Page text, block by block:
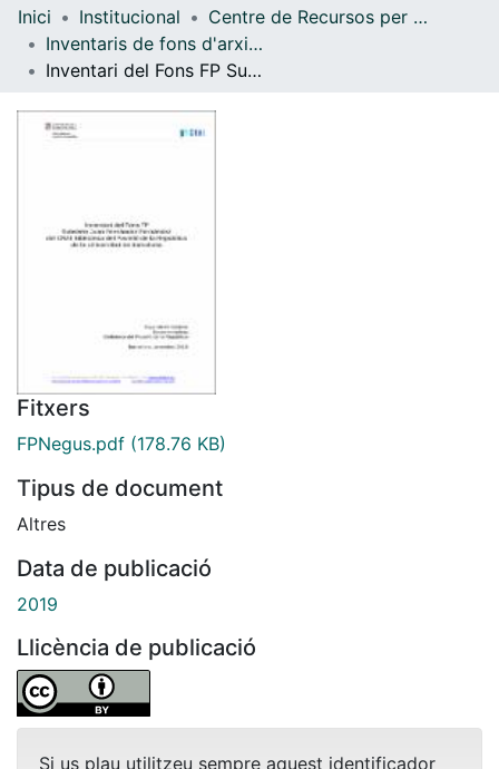
Navega per tot el DD
Com publicar
Inici Institucional
Centre de Recursos per a l'Aprenentatge i la Investigació (CRAI-UB) - Institucional
Inventaris de fons d'arxiu i de col·leccions especials (CRAI-UB)
Inventari del Fons FP Subsèrie Juan Fernández Fernández del CRAI Biblioteca del Pavelló de la República de la Universitat de Barcelona
Fitxers
FPNegus.pdf (178.76 KB)
Tipus de document
Altres
Data de publicació
2019
Llicència de publicació
Si us plau utilitzeu sempre aquest identificador